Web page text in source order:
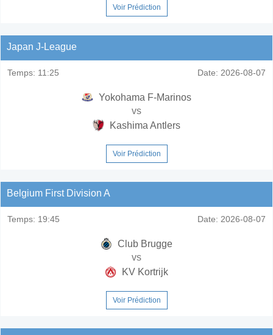
Voir Prédiction
Japan J-League
Temps: 11:25 Date: 2026-08-07
Yokohama F-Marinos
vs
Kashima Antlers
Voir Prédiction
Belgium First Division A
Temps: 19:45 Date: 2026-08-07
Club Brugge
vs
KV Kortrijk
Voir Prédiction